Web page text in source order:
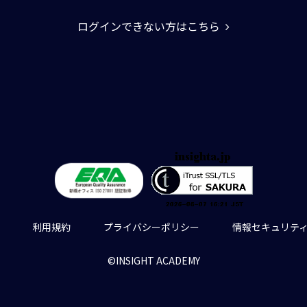
ログインできない方はこちら
利用規約 プライバシーポリシー 情報セキュリテ
©INSIGHT ACADEMY